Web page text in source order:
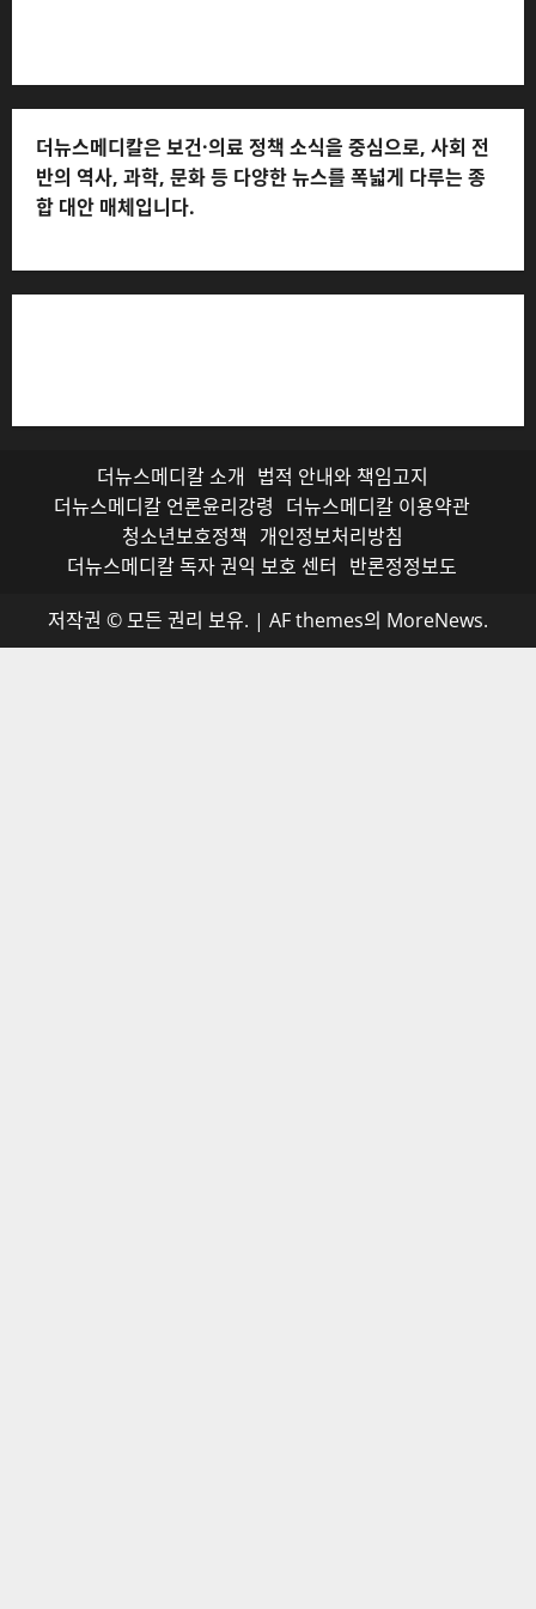
더뉴스메디칼은 보건·의료 정책 소식을 중심으로, 사회 전
반의 역사, 과학, 문화 등 다양한 뉴스를 폭넓게 다루는 종
합 대안 매체입니다.
더뉴스메디칼 소개 법적 안내와 책임고지
더뉴스메디칼 언론윤리강령 더뉴스메디칼 이용약관
청소년보호정책 개인정보처리방침
더뉴스메디칼 독자 권익 보호 센터 반론정정보도
저작권 © 모든 권리 보유. | AF themes의 MoreNews.